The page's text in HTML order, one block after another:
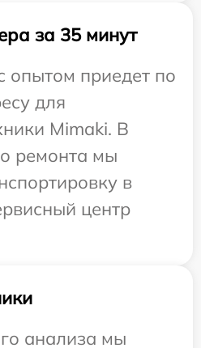
за 35 минут
опытом приедет по
для
Mimaki. В
ремонта мы
в
центр
анализа мы